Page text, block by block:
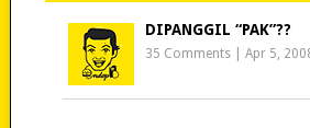
DIPANGGIL “PAK”??
35 Comments |Apr 5,